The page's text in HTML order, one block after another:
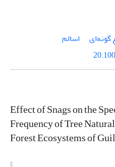
گونه‌ای
اسالم
Effect of Snags on the
Frequency of Tree
Forest Ecosystems of